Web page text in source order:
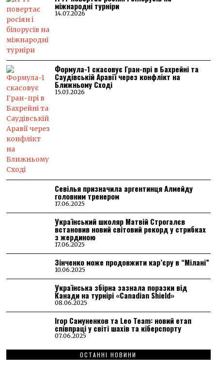
міжнародні турніри
14.07.2026
Формула-1 скасовує Гран-прі в Бахрейні та
Саудівській Аравії через конфлікт на
Ближньому Сході
15.03.2026
Севілья призначила аргентинця Алмейду
головним тренером
17.06.2025
Український школяр Матвій Строгалєв
встановив новий світовий рекорд у стрибках
з жердиною
17.06.2025
Зінченко може продовжити кар’єру в “Мілані”
10.06.2025
Українська збірна зазнала поразки від
Канади на турнірі «Canadian Shield»
08.06.2025
Ігор Самуненков та Leo Team: новий етап
співпраці у світі шахів та кіберспорту
07.06.2025
ОСТАННІ НОВИНИ